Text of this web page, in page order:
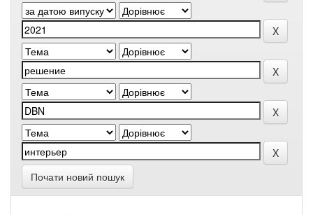
Почати новий пошук